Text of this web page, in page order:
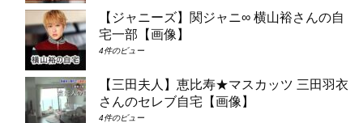
【ジャニーズ】関ジャニ∞ 横山裕さんの自
宅一部【画像】
4件のビュー
【三田夫人】恵比寿★マスカッツ 三田羽衣
さんのセレブ自宅【画像】
4件のビュー